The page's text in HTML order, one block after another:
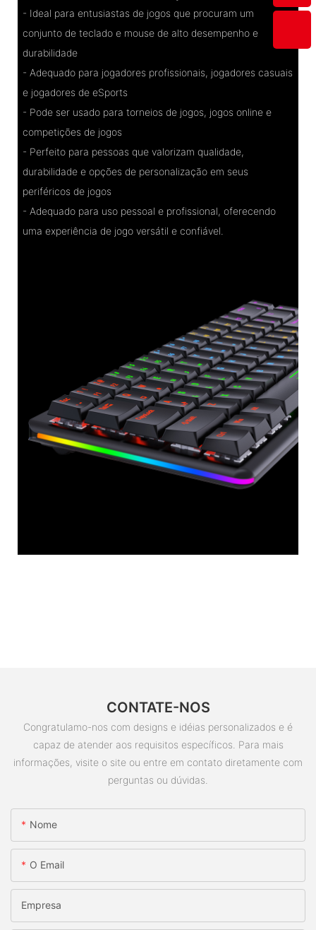
- Ideal para entusiastas de jogos que procuram um
conjunto de teclado e mouse de alto desempenho e
durabilidade
- Adequado para jogadores profissionais, jogadores casuais
e jogadores de eSports
- Pode ser usado para torneios de jogos, jogos online e
competições de jogos
- Perfeito para pessoas que valorizam qualidade,
durabilidade e opções de personalização em seus
periféricos de jogos
- Adequado para uso pessoal e profissional, oferecendo
uma experiência de jogo versátil e confiável.
CONTATE-NOS
Congratulamo-nos com designs e idéias personalizados e é
capaz de atender aos requisitos específicos. Para mais
informações, visite o site ou entre em contato diretamente com
perguntas ou dúvidas.
Nome
O Email
Empresa